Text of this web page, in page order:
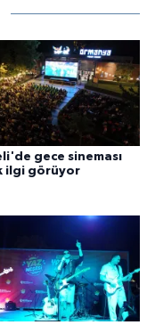
gece sineması
ilgi görüyor